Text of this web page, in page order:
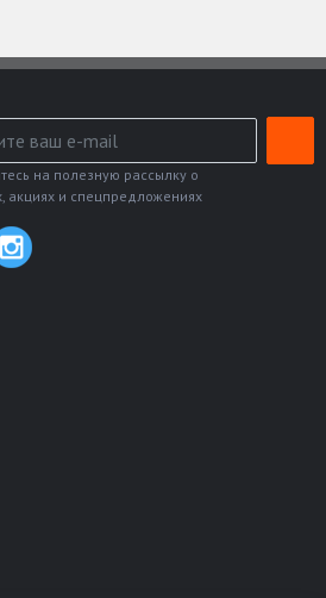
на полезную рассылку о
акциях и спецпредложениях